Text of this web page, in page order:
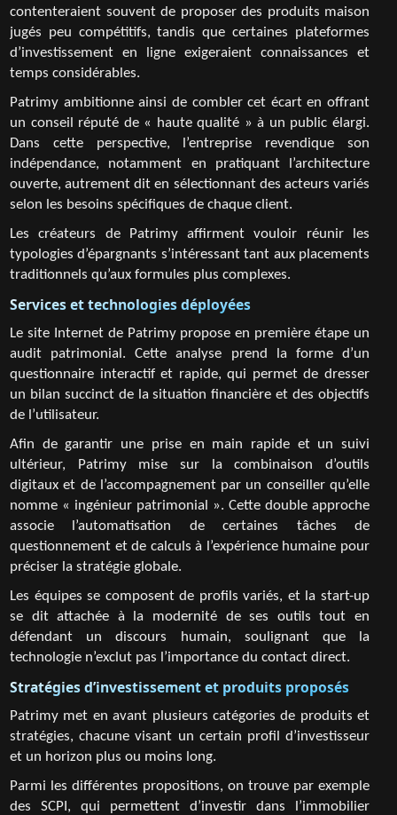
contenteraient souvent de proposer des produits maison
jugés peu compétitifs, tandis que certaines plateformes
d’investissement en ligne exigeraient connaissances et
temps considérables.
Patrimy ambitionne ainsi de combler cet écart en offrant
un conseil réputé de « haute qualité » à un public élargi.
Dans cette perspective, l’entreprise revendique son
indépendance, notamment en pratiquant l’architecture
ouverte, autrement dit en sélectionnant des acteurs variés
selon les besoins spécifiques de chaque client.
Les créateurs de Patrimy affirment vouloir réunir les
typologies d’épargnants s’intéressant tant aux placements
traditionnels qu’aux formules plus complexes.
Services et technologies déployées
Le site Internet de Patrimy propose en première étape un
audit patrimonial. Cette analyse prend la forme d’un
questionnaire interactif et rapide, qui permet de dresser
un bilan succinct de la situation financière et des objectifs
de l’utilisateur.
Afin de garantir une prise en main rapide et un suivi
ultérieur, Patrimy mise sur la combinaison d’outils
digitaux et de l’accompagnement par un conseiller qu’elle
nomme « ingénieur patrimonial ». Cette double approche
associe l’automatisation de certaines tâches de
questionnement et de calculs à l’expérience humaine pour
préciser la stratégie globale.
Les équipes se composent de profils variés, et la start-up
se dit attachée à la modernité de ses outils tout en
défendant un discours humain, soulignant que la
technologie n’exclut pas l’importance du contact direct.
Stratégies d’investissement et produits proposés
Patrimy met en avant plusieurs catégories de produits et
stratégies, chacune visant un certain profil d’investisseur
et un horizon plus ou moins long.
Parmi les différentes propositions, on trouve par exemple
des SCPI, qui permettent d’investir dans l’immobilier